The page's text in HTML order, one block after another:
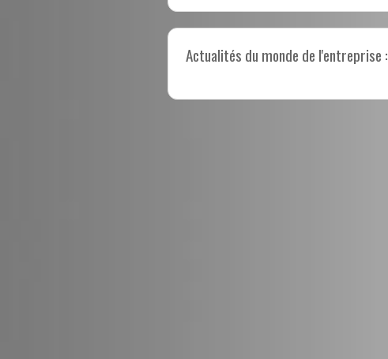
Actualités du monde de l'entreprise :